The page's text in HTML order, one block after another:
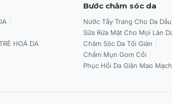
HOÁ DA
Bước chăm sóc da
Nước Tẩy Trang Cho Da
Sữa Rửa Mặt Cho Mọi Làn
Chăm Sóc Da Tối Giản
Chấm Mụn Gom Cồi
Phục Hồi Da Giãn Mao Mạch